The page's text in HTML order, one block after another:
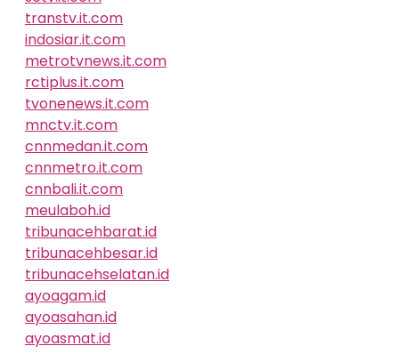
transtv.it.com
indosiar.it.com
metrotvnews.it.com
rctiplus.it.com
tvonenews.it.com
mnctv.it.com
cnnmedan.it.com
cnnmetro.it.com
cnnbali.it.com
meulaboh.id
tribunacehbarat.id
tribunacehbesar.id
tribunacehselatan.id
ayoagam.id
ayoasahan.id
ayoasmat.id